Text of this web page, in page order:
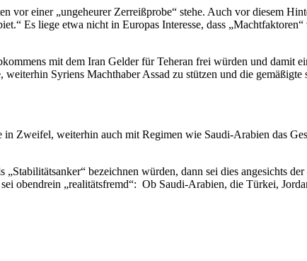
vor einer „ungeheurer Zerreißprobe“ stehe. Auch vor diesem
Es liege etwa nicht in Europas Interesse, dass
mit dem Iran Gelder für Teheran frei würden und damit
Syriens Machthaber Assad zu stützen und die
Zweifel, weiterhin auch mit Regimen wie Saudi-Arabien das
„Stabilitätsanker“ bezeichnen würden, dann sei dies angesichts
obendrein „realitätsfremd“: Ob Saudi-Arabien, die Türkei,